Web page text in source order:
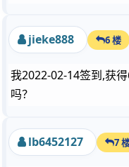
jieke888 6 楼
我2022-02-14签到,获
吗？
lb6452127 7